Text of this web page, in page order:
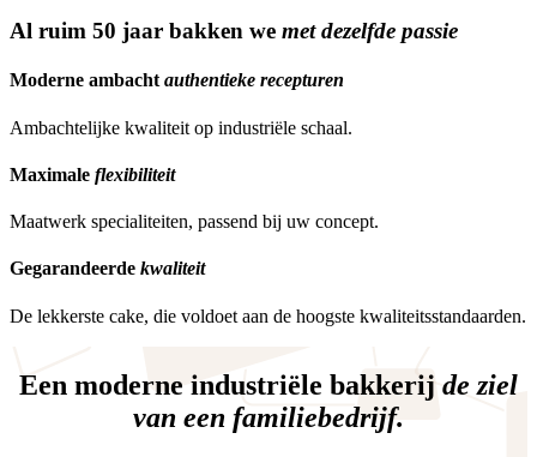
Al ruim 50 jaar bakken we met dezelfde passie
Moderne ambacht authentieke recepturen
Ambachtelijke kwaliteit op industriële schaal.
Maximale flexibiliteit
Maatwerk specialiteiten, passend bij uw concept.
Gegarandeerde kwaliteit
De lekkerste cake, die voldoet aan de hoogste kwaliteitsstandaarden.
Een moderne industriële bakkerijde ziel
van een familiebedrijf.